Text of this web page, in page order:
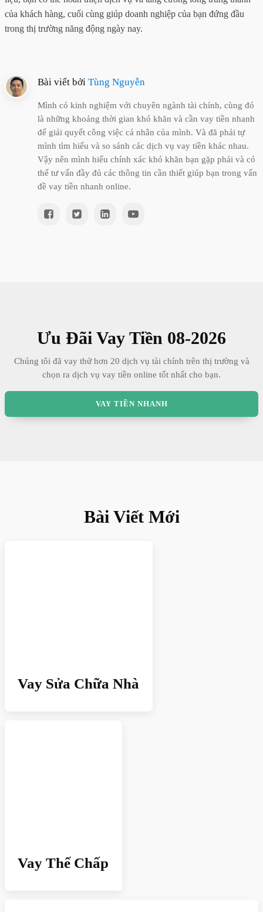
của khách hàng, cuối cùng giúp doanh nghiệp của bạn đứng đầu
trong thị trường năng động ngày nay.
Bài viết bởi Tùng Nguyễn
Mình có kinh nghiệm với chuyên ngành tài chính, cùng đó
là những khoảng thời gian khó khăn và cần vay tiền nhanh
để giải quyết công việc cá nhân của mình. Và đã phải tự
mình tìm hiểu và so sánh các dịch vụ vay tiền khác nhau.
Vậy nên mình hiểu chính xác khó khăn bạn gặp phải và có
thể tư vấn đầy đủ các thông tin cần thiết giúp bạn trong vấn
đề vay tiền nhanh online.
Ưu Đãi Vay Tiền 08-2026
Chúng tôi đã vay thử hơn 20 dịch vụ tài chính trên thị trường và
chọn ra dịch vụ vay tiền online tốt nhất cho bạn.
VAY TIỀN NHANH
Bài Viết Mới
Vay Sửa Chữa Nhà
Vay Thế Chấp